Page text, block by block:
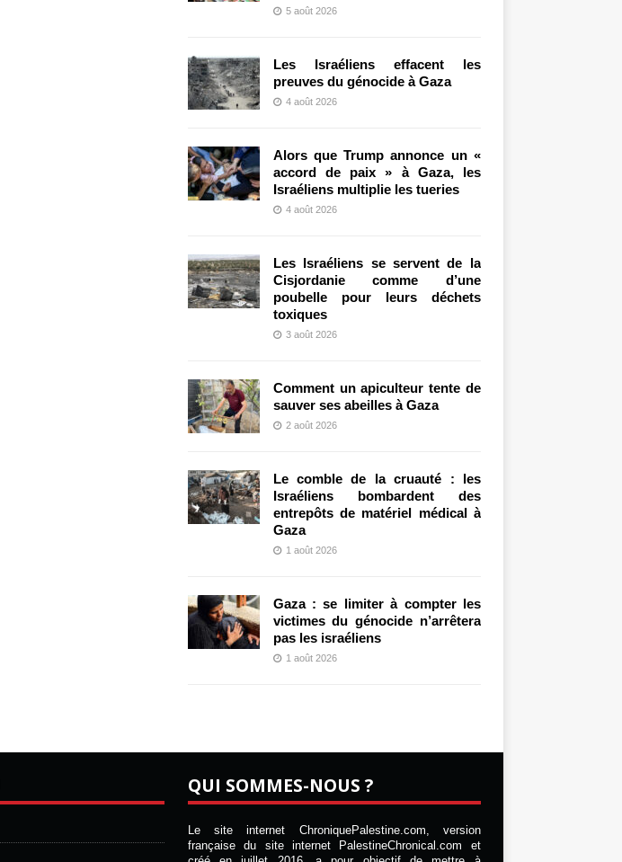
5 août 2026
Les Israéliens effacent les
preuves du génocide à Gaza
4 août 2026
Alors que Trump annonce un «
accord de paix » à Gaza, les
Israéliens multiplie les tueries
4 août 2026
Les Israéliens se servent de la
Cisjordanie comme d’une
poubelle pour leurs déchets
toxiques
3 août 2026
Comment un apiculteur tente de
sauver ses abeilles à Gaza
2 août 2026
Le comble de la cruauté : les
Israéliens bombardent des
entrepôts de matériel médical à
Gaza
1 août 2026
Gaza : se limiter à compter les
victimes du génocide n’arrêtera
pas les israéliens
1 août 2026
QUI SOMMES-NOUS ?
Le site internet ChroniquePalestine.com, version
française du site internet PalestineChronical.com et